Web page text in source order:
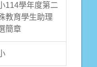
114學年度第二
教育學生助理
簡章